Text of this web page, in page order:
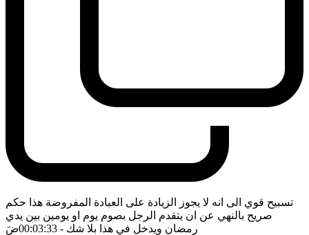
تسبيح قوي الى انه لا يجوز الزيادة على العبادة المفروضة هذا حكم
صريح بالنهي عن ان يتقدم الرجل بصوم يوم او يومين بين يدي
رمضان ويدخل في هذا بلا شك - 00:03:33 ضَ